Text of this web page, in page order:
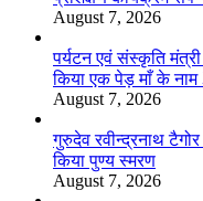
August 7, 2026
पर्यटन एवं संस्कृति
किया एक पेड़ माँ के
August 7, 2026
गुरुदेव रवीन्द्रनाथ
किया पुण्य स्मरण
August 7, 2026